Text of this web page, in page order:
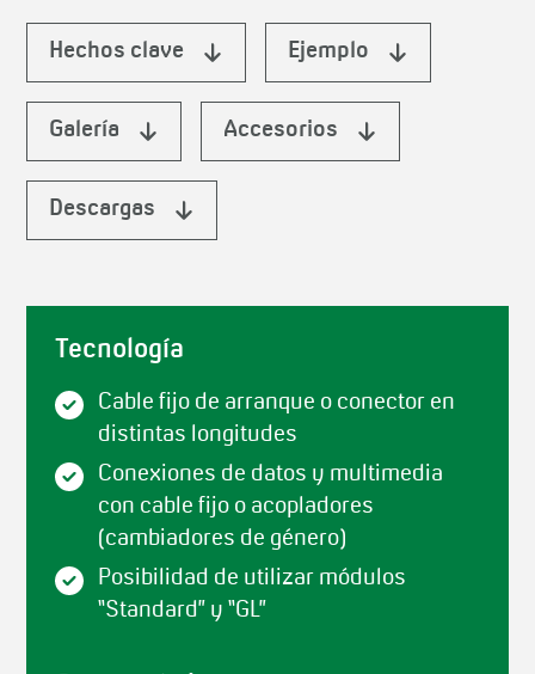
Hechos clave Ejemplo
Galería Accesorios
Descargas
Tecnología
Cable fijo de arranque o conector en
distintas longitudes
Conexiones de datos y multimedia
con cable fijo o acopladores
(cambiadores de género)
Posibilidad de utilizar módulos
“Standard” y “GL”